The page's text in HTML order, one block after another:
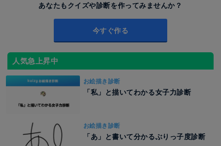
あなたもクイズや診断を作ってみませんか？
今すぐ作る
人気急上昇中
お絵描き診断
「私」と描いてわかる女子力診断
お絵描き診断
「あ」と書いて分かるぶりっ子度診断